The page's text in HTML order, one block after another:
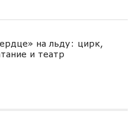
на льду: цирк,
и театр